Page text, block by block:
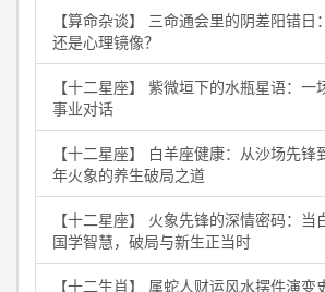
【算命杂谈】 三命通会里的阴差阳错日
还是心理镜像？
【十二星座】 紫微垣下的水瓶星语：一
事业对话
【十二星座】 白羊座健康：从沙场先锋
年火象的养生破局之道
【十二星座】 火象先锋的深情密码：当
国学智慧，破局与新生正当时
【十二生肖】 属蛇人财运风水摆件演变